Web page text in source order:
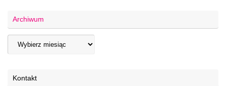
Archiwum
Kontakt